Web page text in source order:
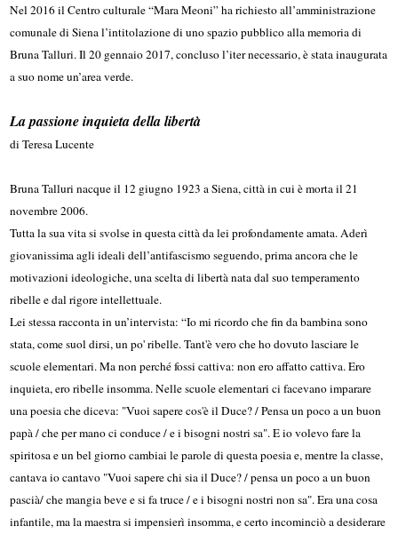
Nel 2016 il Centro culturale “Mara Meoni” ha richiesto all’amministrazione
comunale di Siena l’intitolazione di uno spazio pubblico alla memoria di
Bruna Talluri. Il 20 gennaio 2017, concluso l’iter necessario, è stata inaugurata
a suo nome un’area verde.
La passione inquieta della libertà
di Teresa Lucente
Bruna Talluri nacque il 12 giugno 1923 a Siena, città in cui è morta il 21
novembre 2006.
Tutta la sua vita si svolse in questa città da lei profondamente amata. Aderì
giovanissima agli ideali dell’antifascismo seguendo, prima ancora che le
motivazioni ideologiche, una scelta di libertà nata dal suo temperamento
ribelle e dal rigore intellettuale.
Lei stessa racconta in un’intervista: “Io mi ricordo che fin da bambina sono
stata, come suol dirsi, un po' ribelle. Tant'è vero che ho dovuto la­sciare le
scuole ele­men­tari. Ma non perché fossi cat­tiva: non ero af­fatto cattiva. Ero
inquieta, ero ribelle insomma. Nelle scuole elemen­tari ci facevano impa­rare
una poesia che diceva: "Vuoi sapere cos'è il Duce? / Pensa un poco a un buon
papà / che per mano ci conduce / e i bi­sogni nostri sa". E io volevo fare la
spiritosa e un bel giorno cambiai le parole di questa po­esia e, mentre la classe,
cantava io cantavo "Vuoi sapere chi sia il Duce? / pensa un poco a un buon
pascià/ che mangia beve e si fa truce / e i bisogni nostri non sa". Era una cosa
infantile, ma la maestra si impensierì insomma, e certo incominciò a desiderare